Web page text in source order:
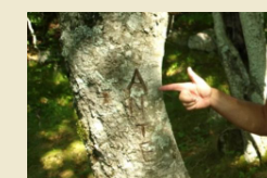
POČETNA
NOVOSTI
STALNE RUBRIKE
NAŠA BAŠTINA